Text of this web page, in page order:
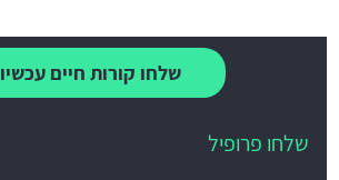
שלחו קורות חיים עכשיו
שלחו פרופיל